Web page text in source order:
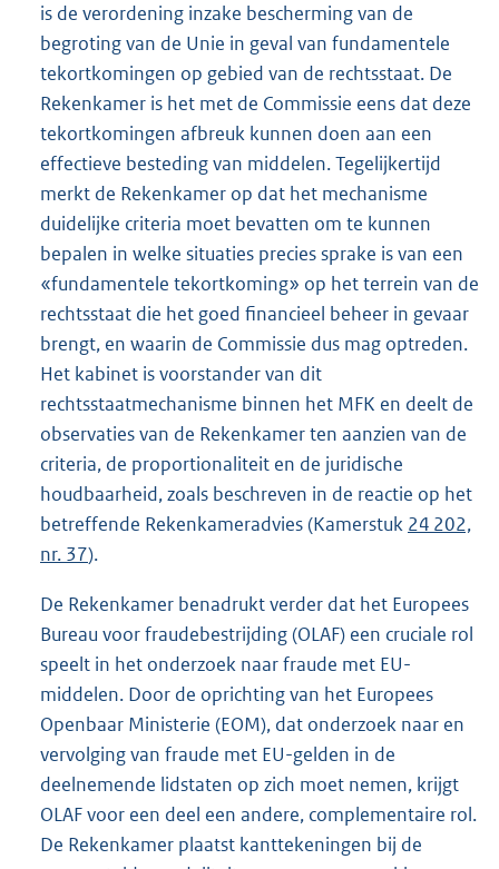
is de verordening inzake bescherming van de
begroting van de Unie in geval van fundamentele
tekortkomingen op gebied van de rechtsstaat. De
Rekenkamer is het met de Commissie eens dat deze
tekortkomingen afbreuk kunnen doen aan een
effectieve besteding van middelen. Tegelijkertijd
merkt de Rekenkamer op dat het mechanisme
duidelijke criteria moet bevatten om te kunnen
bepalen in welke situaties precies sprake is van een
«fundamentele tekortkoming» op het terrein van de
rechtsstaat die het goed financieel beheer in gevaar
brengt, en waarin de Commissie dus mag optreden.
Het kabinet is voorstander van dit
rechtsstaatmechanisme binnen het MFK en deelt de
observaties van de Rekenkamer ten aanzien van de
criteria, de proportionaliteit en de juridische
houdbaarheid, zoals beschreven in de reactie op het
betreffende Rekenkameradvies (Kamerstuk 24 202,
nr. 37).
De Rekenkamer benadrukt verder dat het Europees
Bureau voor fraudebestrijding (OLAF) een cruciale rol
speelt in het onderzoek naar fraude met EU-
middelen. Door de oprichting van het Europees
Openbaar Ministerie (EOM), dat onderzoek naar en
vervolging van fraude met EU-gelden in de
deelnemende lidstaten op zich moet nemen, krijgt
OLAF voor een deel een andere, complementaire rol.
De Rekenkamer plaatst kanttekeningen bij de